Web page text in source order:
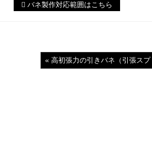
バネ製作対応範囲はこちら
« 高初張力の引きバネ（引張ス